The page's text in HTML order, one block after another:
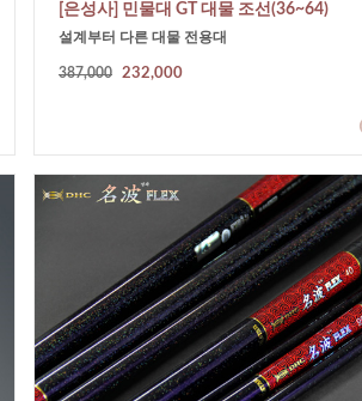
[은성사] 민물대 GT 대물 조선(36~64)
설계부터 다른 대물 전용대
387,000 232,000